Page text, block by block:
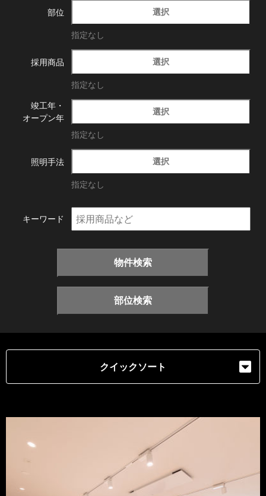
部位 選択
指定なし
採用商品 選択
指定なし
竣工年・
オープン年
選択
指定なし
照明手法 選択
指定なし
キーワード
物件検索
部位検索
クイックソート